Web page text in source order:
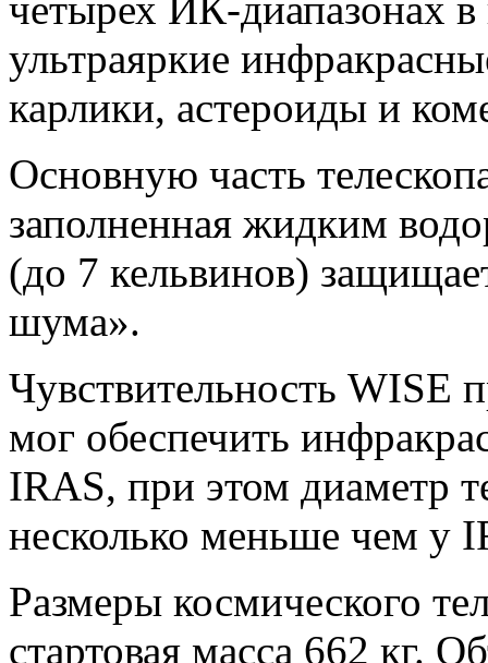
четырех ИК-диапазонах в
ультраяркие
карлики, астероиды и
Основную часть
заполненная жидким
(до 7 кельвинов)
шума».
Чувствительность WISE
мог обеспечить
IRAS, при этом диаметр
несколько меньше чем у
Размеры космического
стартовая масса 662 кг.